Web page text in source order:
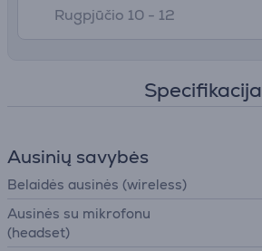
Rugpjūčio 10 - 12
Specifikacija
Ausinių savybės
Belaidės ausinės (wireless)
Ausinės su mikrofonu
(headset)